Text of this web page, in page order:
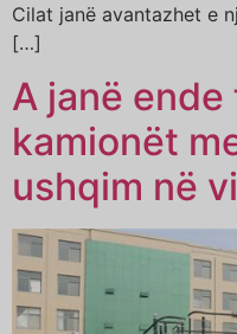
Cilat janë avantazhet e
[…]
A janë
kamionët
ushqim në